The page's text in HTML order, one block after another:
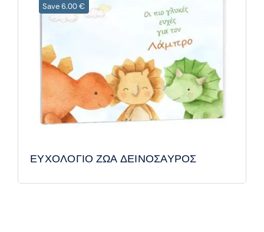
Save 6.00 €
ΕΥΧΟΛΟΓΙΟ ΖΩΑ ΔΕΙΝΟΣΑΥΡΟΣ